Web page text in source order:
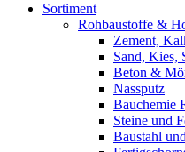
Sortiment
Rohbaustoffe &
Zement,
Sand, Kies,
Beton &
Nassputz
Bauchemie
Steine und
Baustahl